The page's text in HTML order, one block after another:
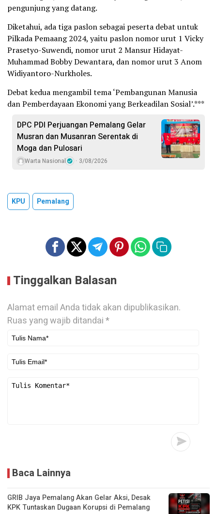
pengunjung yang datang.
Diketahui, ada tiga paslon sebagai peserta debat untuk
Pilkada Pemaang 2024, yaitu paslon nomor urut 1 Vicky
Prasetyo-Suwendi, nomor urut 2 Mansur Hidayat-
Muhammad Bobby Dewantara, dan nomor urut 3 Anom
Widiyantoro-Nurkholes.
Debat kedua mengambil tema ‘Pembangunan Manusia
dan Pemberdayaan Ekonomi yang Berkeadilan Sosial’.***
DPC PDI Perjuangan Pemalang Gelar
Musran dan Musanran Serentak di
Moga dan Pulosari
Warta Nasional 3/08/2026
KPU Pemalang
Tinggalkan Balasan
Alamat email Anda tidak akan dipublikasikan.
Ruas yang wajib ditandai*
Baca Lainnya
GRIB Jaya Pemalang Akan Gelar Aksi, Desak
KPK Tuntaskan Dugaan Korupsi di Pemalang